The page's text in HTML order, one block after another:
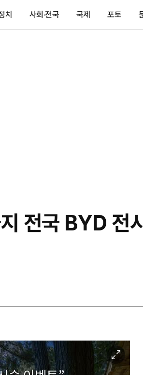
치 사회·전국 국제 포토
전국 BYD 전
이
미